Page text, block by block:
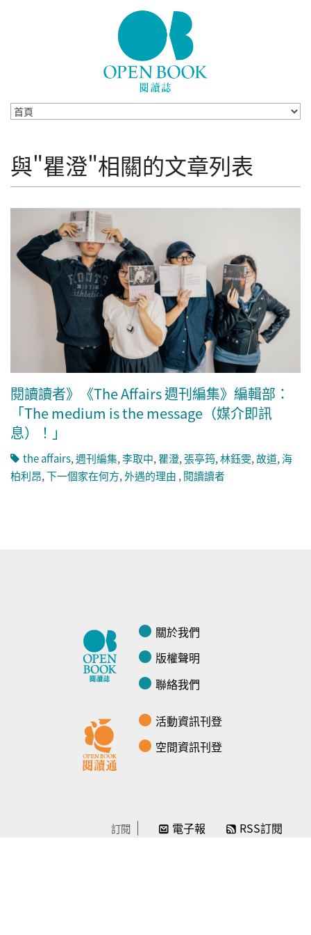
與"瞿澄"相關的文章列表
閱讀讀者》《The Affairs 週刊編集》編輯部：
「The medium is the message（媒介即訊
息）！」
the affairs,週刊編集,李取中,瞿澄,張亭筠,林鈺雯,故道,海
柏利昂,下一個家在何方,外遇的理由 ​ ,閱讀讀者
關於我們
版權聲明
聯絡我們
活動資訊刊登
空間資訊刊登
訂閱 電子報 RSS訂閱